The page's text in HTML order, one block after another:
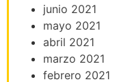
junio 2021
mayo 2021
abril 2021
marzo 2021
febrero 2021